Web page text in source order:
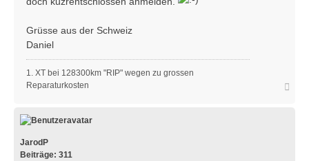
Grüsse aus der Schweiz
Daniel
1. XT bei 128300km "RIP" wegen zu grossen
Reparaturkosten
JarodP
Beiträge: 311